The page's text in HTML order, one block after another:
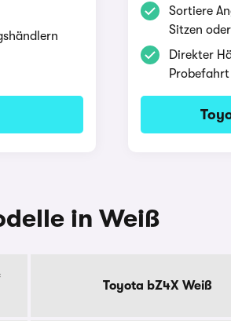
Sortiere
Sitzen
Direkter
Probefahrt
in Weiß
Toyota bZ4X Weiß